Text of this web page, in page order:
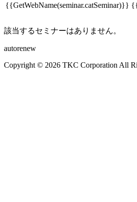
{{GetWebName(seminar.catSeminar)}}
該当するセミナーはありません。
autorenew
Copyright © 2026 TKC Corporation All